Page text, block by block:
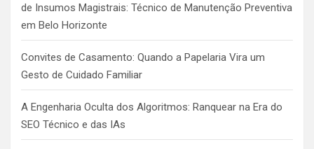
de Insumos Magistrais: Técnico de Manutenção Preventiva
em Belo Horizonte
Convites de Casamento: Quando a Papelaria Vira um
Gesto de Cuidado Familiar
A Engenharia Oculta dos Algoritmos: Ranquear na Era do
SEO Técnico e das IAs